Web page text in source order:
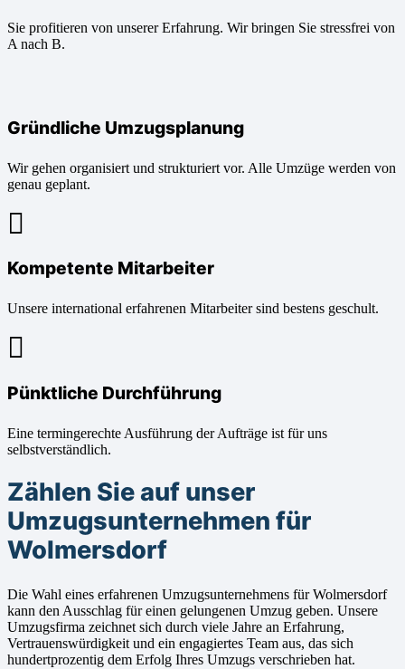
Sie profitieren von unserer Erfahrung. Wir bringen Sie stressfrei von
A nach B.
Gründliche Umzugsplanung
Wir gehen organisiert und strukturiert vor. Alle Umzüge werden von
genau geplant.
Kompetente Mitarbeiter
Unsere international erfahrenen Mitarbeiter sind bestens geschult.
Pünktliche Durchführung
Eine termingerechte Ausführung der Aufträge ist für uns
selbstverständlich.
Zählen Sie auf unser
Umzugsunternehmen für
Wolmersdorf
Die Wahl eines erfahrenen Umzugsunternehmens für Wolmersdorf
kann den Ausschlag für einen gelungenen Umzug geben. Unsere
Umzugsfirma zeichnet sich durch viele Jahre an Erfahrung,
Vertrauenswürdigkeit und ein engagiertes Team aus, das sich
hundertprozentig dem Erfolg Ihres Umzugs verschrieben hat.